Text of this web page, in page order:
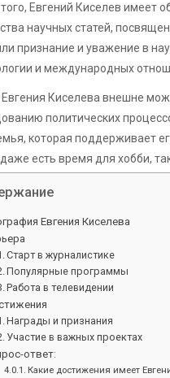
Евгений Киселев имеет
научных статей,
признание и уважение в
и международных
Киселева внешне
политических
которая поддерживает
есть время для хобби,
Евгения Киселева
Старт в журналистике
Популярные программы
Работа в телевидении
Награды и признания
Участие в важных проектах
ответ:
Какие достижения имеет